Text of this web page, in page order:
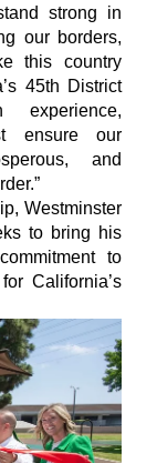
strong in
our borders,
this country
45th District
ensure our
and
Westminster
to bring his
to
California’s